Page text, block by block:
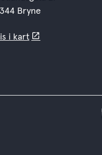
Bryne
i kart